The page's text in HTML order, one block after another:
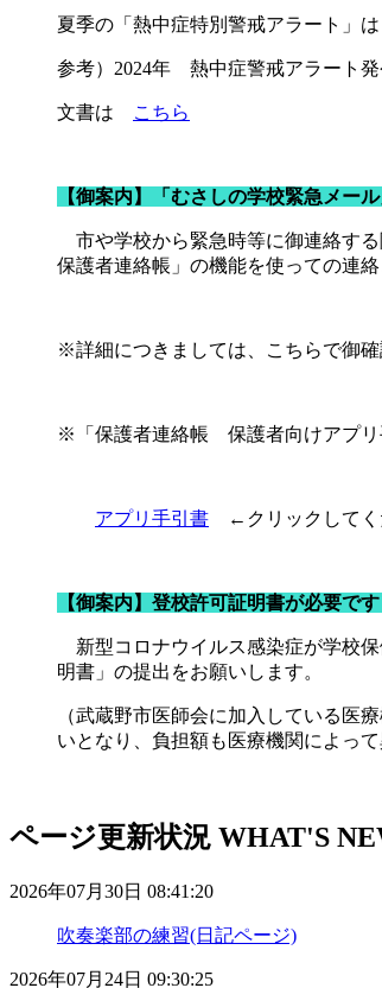
夏季の「熱中症特別警戒アラート」
参考）2024年 熱中症警戒アラー
文書は こちら
【御案内】「むさしの学校緊急メー
市や学校から緊急時等に御連絡す
保護者連絡帳」の機能を使っての連絡
※詳細につきましては、こちらで
※「保護者連絡帳 保護者向けアプリ
アプリ手引書 ←クリックしてく
【御案内】登校許可証明書が必要です
新型コロナウイルス感染症が学校
明書」の提出をお願いします。
（武蔵野市医師会に加入している医
いとなり、負担額も医療機関によっ
ページ更新状況 WHAT'S
2026年07月30日 08:41:20
吹奏楽部の練習(日記ページ)
2026年07月24日 09:30:25